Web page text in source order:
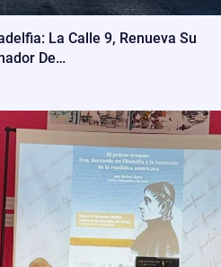
La Calle 9, Renueva Su
De…